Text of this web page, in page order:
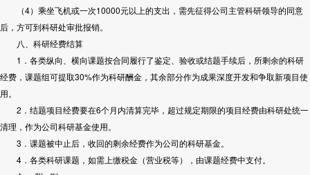
（4）乘坐飞机或一次10000元以上的支出，需先征得公司主管科研领导的同意
后，方可到科研处审批报销。
八、科研经费结算
1．各类纵向、横向课题按合同履行了鉴定、验收或结题手续后，所剩余的科研
经费，课题组可提取30%作为科研酬金，其余部分作为成果深度开发和争取新项目使
用。
2．结题项目经费要在6个月内清算完毕，超过规定期限的项目经费由科研处统一
清理，作为公司科研基金使用。
3．课题被中止后，收回的剩余经费作为公司的科研基金。
4．各类科研课题，如需上缴税金（营业税等），由课题经费中支付。